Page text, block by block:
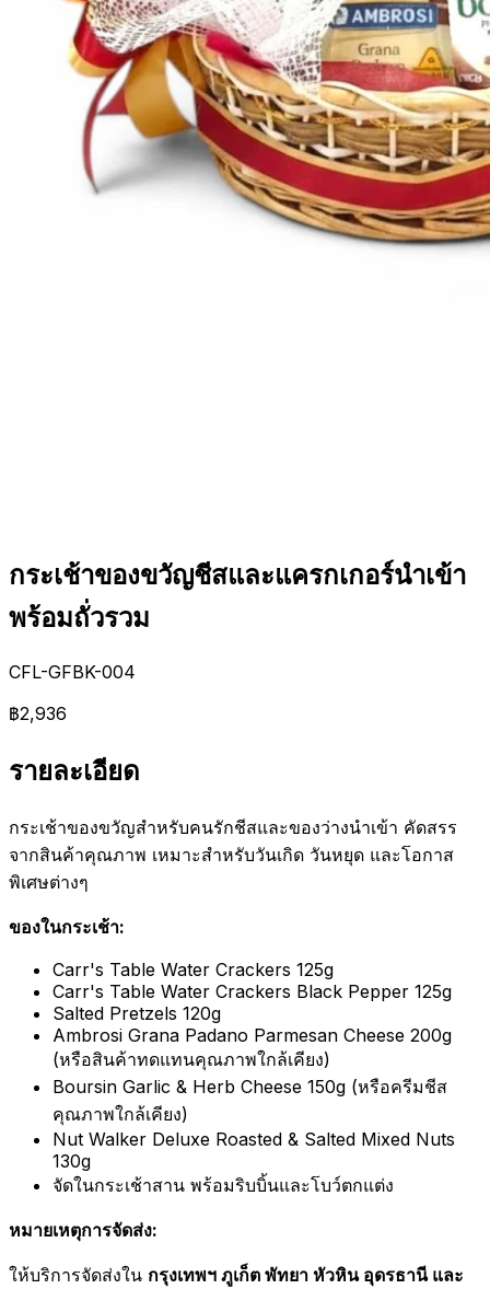
กระเช้าของขวัญชีสและแครกเกอร์นำเข้า
พร้อมถั่วรวม
CFL-GFBK-004
฿2,936
รายละเอียด
กระเช้าของขวัญสำหรับคนรักชีสและของว่างนำเข้า คัดสรร
จากสินค้าคุณภาพ เหมาะสำหรับวันเกิด วันหยุด และโอกาส
พิเศษต่างๆ
ของในกระเช้า:
Carr's Table Water Crackers 125g
Carr's Table Water Crackers Black Pepper 125g
Salted Pretzels 120g
Ambrosi Grana Padano Parmesan Cheese 200g
(หรือสินค้าทดแทนคุณภาพใกล้เคียง)
Boursin Garlic & Herb Cheese 150g (หรือครีมชีส
คุณภาพใกล้เคียง)
Nut Walker Deluxe Roasted & Salted Mixed Nuts
130g
จัดในกระเช้าสาน พร้อมริบบิ้นและโบว์ตกแต่ง
หมายเหตุการจัดส่ง:
ให้บริการจัดส่งใน กรุงเทพฯ ภูเก็ต พัทยา หัวหิน อุดรธานี และ